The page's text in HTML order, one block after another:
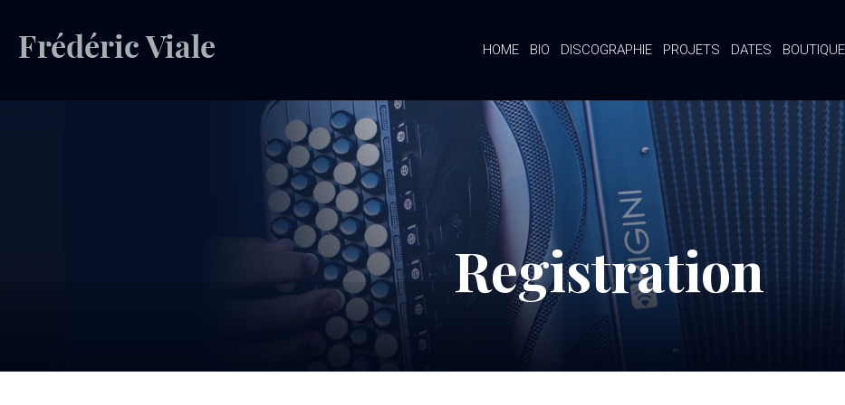
HOME BIO DISCOGRAPHIE PROJETS DATES BOUTIQUE
Registration